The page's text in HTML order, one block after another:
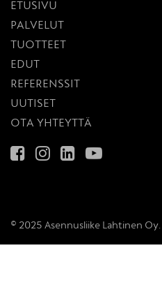
ETUSIVU
PALVELUT
TUOTTEET
EDUT
REFERENSSIT
UUTISET
OTA YHTEYTTÄ
© 2025 Asennusliike Lahtinen